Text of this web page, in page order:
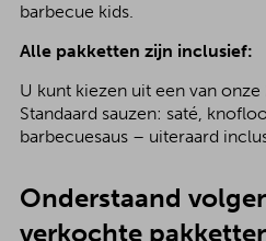
barbecue kids.
Alle pakketten zijn inclusief:
U kunt kiezen uit een van onze
Standaard sauzen: saté,
barbecuesaus – uiteraard
Onderstaand
verkochte